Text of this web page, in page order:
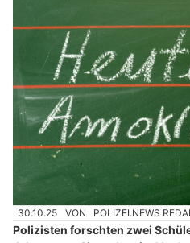
30.10.25 VON POLIZEI.NEWS
Polizisten forschten zwei